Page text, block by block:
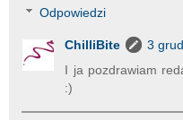
Odpowiedzi
ChilliBite
3
I ja pozdrawiam
:)